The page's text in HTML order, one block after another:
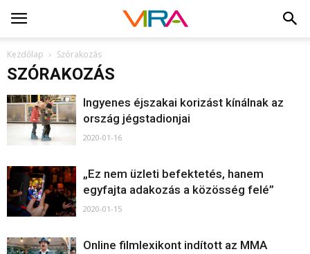
Kezdőlap Szórakozás
SZÓRAKOZÁS
Ingyenes éjszakai korizást kínálnak az
ország jégstadionjai
2020-01-16
„Ez nem üzleti befektetés, hanem
egyfajta adakozás a közösség felé”
2020-01-15
Online filmlexikont indított az MMA